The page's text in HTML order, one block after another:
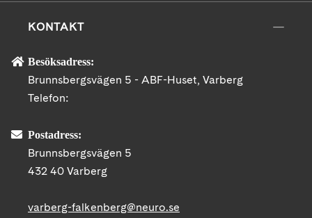
KONTAKT
Besöksadress:
Brunnsbergsvägen 5 - ABF-Huset, Varberg
Telefon:
Postadress:
Brunnsbergsvägen 5
432 40 Varberg
varberg-falkenberg@neuro.se